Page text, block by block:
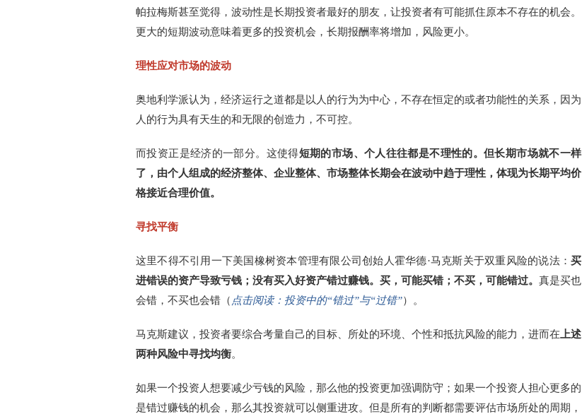
帕拉梅斯甚至觉得，波动性是长期投资者最好的朋友，让投资者有可能抓住原本不存在的机会。
更大的短期波动意味着更多的投资机会，长期报酬率将增加，风险更小。
理性应对市场的波动
奥地利学派认为，经济运行之道都是以人的行为为中心，不存在恒定的或者功能性的关系，因为
人的行为具有天生的和无限的创造力，不可控。
而投资正是经济的一部分。这使得短期的市场、个人往往都是不理性的。但长期市场就不一样
了，由个人组成的经济整体、企业整体、市场整体长期会在波动中趋于理性，体现为长期平均价
格接近合理价值。
寻找平衡
这里不得不引用一下美国橡树资本管理有限公司创始人霍华德·马克斯关于双重风险的说法： 买
进错误的资产导致亏钱；没有买入好资产错过赚钱。买，可能买错；不买，可能错过。 真是买也
会错，不买也会错（ 点击阅读：投资中的“错过”与“过错”）。
马克斯建议，投资者要综合考量自己的目标、所处的环境、个性和抵抗风险的能力，进而在 上述
两种风险中寻找均衡。
如果一个投资人想要减少亏钱的风险，那么他的投资更加强调防守；如果一个投资人担心更多的
是错过赚钱的机会，那么其投资就可以侧重进攻。但是所有的判断都需要评估市场所处的周期，